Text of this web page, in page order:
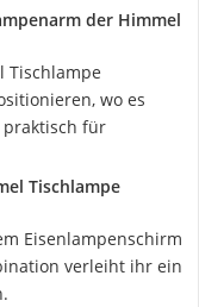
der Himmel
Tischlampe
wo es
praktisch für
Tischlampe
Eisenlampenschirm
verleiht ihr ein